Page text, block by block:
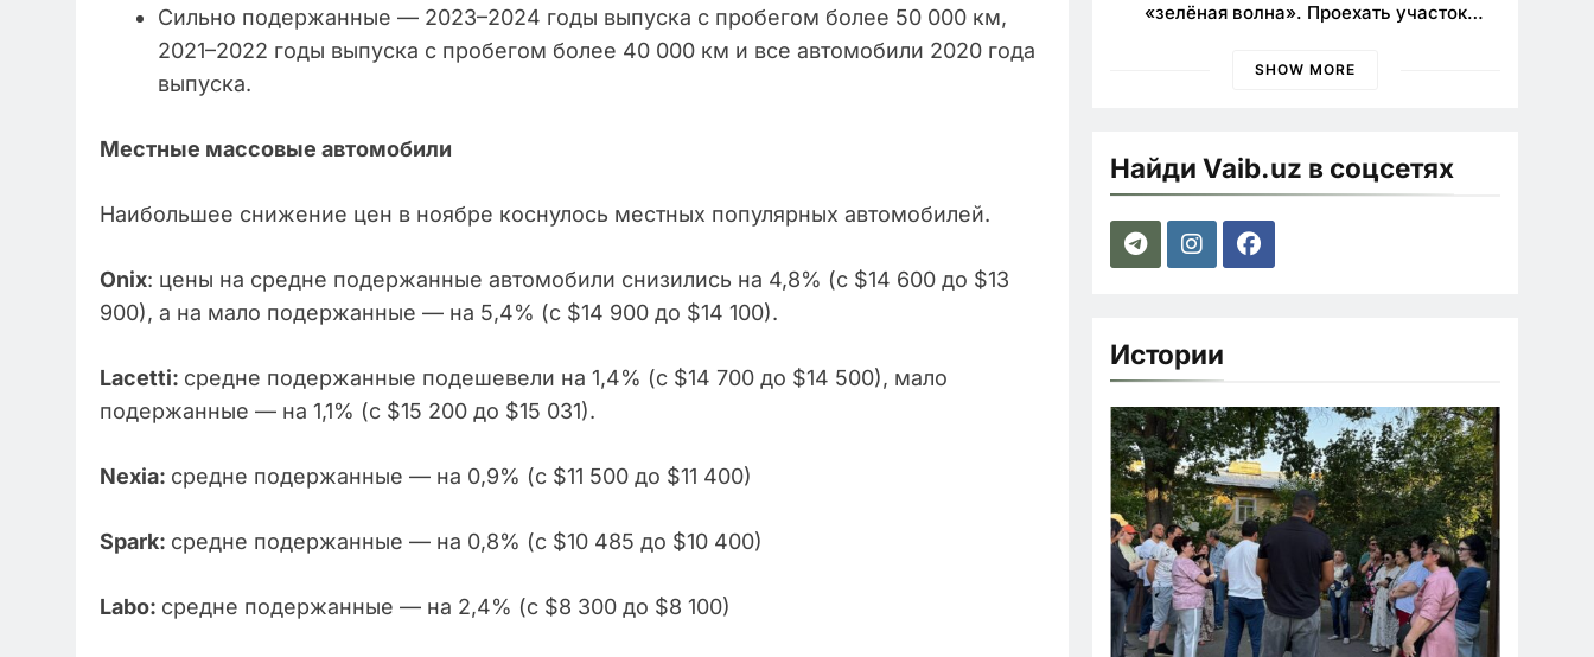
Сильно подержанные — 2023–2024 годы выпуска с пробегом более 50 000 км,
2021–2022 годы выпуска с пробегом более 40 000 км и все автомобили 2020 года
выпуска.
Местные массовые автомобили
Наибольшее снижение цен в ноябре коснулось местных популярных автомобилей.
Onix: цены на средне подержанные автомобили снизились на 4,8% (с $14 600 до $13
900), а на мало подержанные — на 5,4% (с $14 900 до $14 100).
Lacetti: средне подержанные подешевели на 1,4% (с $14 700 до $14 500), мало
подержанные — на 1,1% (с $15 200 до $15 031).
Nexia: средне подержанные — на 0,9% (с $11 500 до $11 400)
Spark: средне подержанные — на 0,8% (с $10 485 до $10 400)
Labo: средне подержанные — на 2,4% (с $8 300 до $8 100)
«зелёная волна». Проехать участок
SHOW MORE
Найди Vaib.uz в соцсетях
Истории